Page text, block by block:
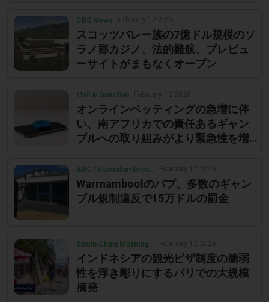
CBS News
スコッツバレー族の7億ドル規模のソ
ラノ郡カジノ、法的難航、プレビュ
ーサイトがまもなくオープン
Mail & Guardian
オンラインベッティングの急増に伴
い、南アフリカでの責任あるギャン
ブルへの取り組みがより緊急性を増
ABC (Australian Broadcasting Corporation)
Warrnamboolのパブ、多数のギャン
ブル規制違反で15万ドルの罰金
South China Morning Post
インドネシアの観光ビザ制度の脆弱
性を浮き彫りにするバリでの大規模
摘発